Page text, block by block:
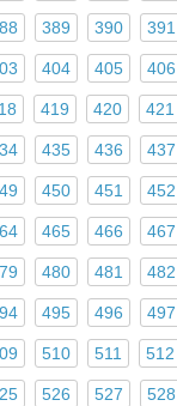
389 390 391
404 405 406
419 420 421
435 436 437
450 451 452
465 466 467
480 481 482
495 496 497
510 511 512
526 527 528